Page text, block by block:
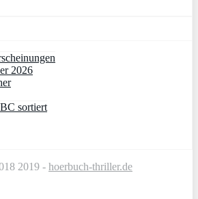
2026
sortiert
2019 - hoerbuch-thriller.de